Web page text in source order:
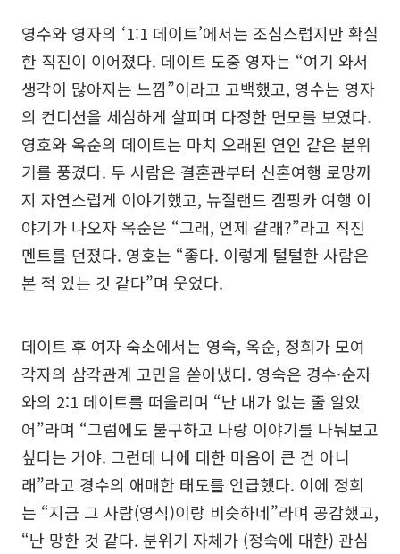
영수와 영자의 ‘1:1 데이트’에서는 조심스럽지만 확실
한 직진이 이어졌다. 데이트 도중 영자는 “여기 와서
생각이 많아지는 느낌”이라고 고백했고, 영수는 영자
의 컨디션을 세심하게 살피며 다정한 면모를 보였다.
영호와 옥순의 데이트는 마치 오래된 연인 같은 분위
기를 풍겼다. 두 사람은 결혼관부터 신혼여행 로망까
지 자연스럽게 이야기했고, 뉴질랜드 캠핑카 여행 이
야기가 나오자 옥순은 “그래, 언제 갈래?”라고 직진
멘트를 던졌다. 영호는 “좋다. 이렇게 털털한 사람은
본 적 있는 것 같다”며 웃었다.
데이트 후 여자 숙소에서는 영숙, 옥순, 정희가 모여
각자의 삼각관계 고민을 쏟아냈다. 영숙은 경수·순자
와의 2:1 데이트를 떠올리며 “난 내가 없는 줄 알았
어”라며 “그럼에도 불구하고 나랑 이야기를 나눠보고
싶다는 거야. 그런데 나에 대한 마음이 큰 건 아니
래”라고 경수의 애매한 태도를 언급했다. 이에 정희
는 “지금 그 사람(영식)이랑 비슷하네”라며 공감했고,
“난 망한 것 같다. 분위기 자체가 (정숙에 대한) 관심